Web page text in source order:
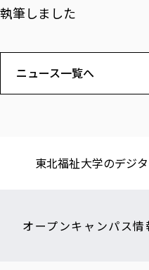
執筆しました
ニュース一覧へ
東北福祉大学の​デジ
オープンキャンパス情